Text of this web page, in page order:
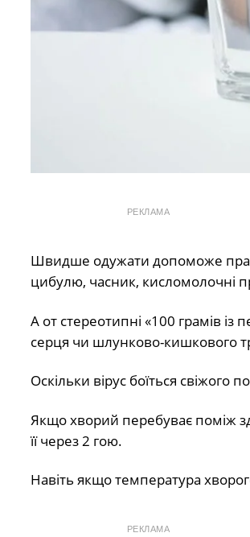
РЕКЛАМА
Швидше одужати допоможе
цибулю, часник, кисломолочні
А от стереотипні «100 грамів
серця чи шлунково-кишкового
Оскільки вірус боїться
Якщо хворий перебуває поміж
її через 2 гою.
Навіть якщо температура
РЕКЛАМА